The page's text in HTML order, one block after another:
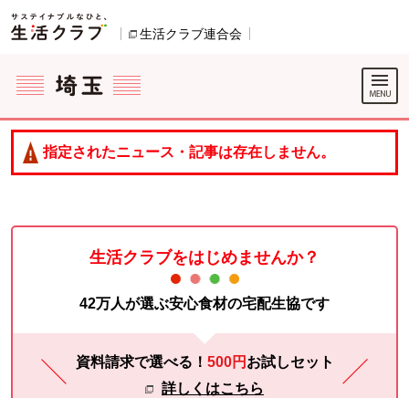
ページの先頭です。
生活クラブ連合会
ここからサイト内共通メニューです。
サイト内共通メニューをスキップする
サイト内共通メニューここまで。
指定されたニュース・記事は存在しません。
生活クラブをはじめませんか？
42万人が選ぶ安心食材の宅配生協です
資料請求で選べる！ 500円 お試しセット
詳しくはこちら